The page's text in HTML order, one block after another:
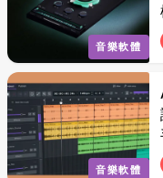
音樂軟體
音樂軟體